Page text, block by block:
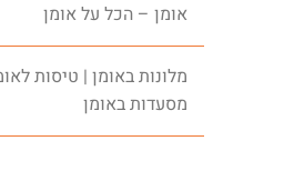
אומן – הכל על אומן
מלונות באומן | טיסות
מסעדות באומן